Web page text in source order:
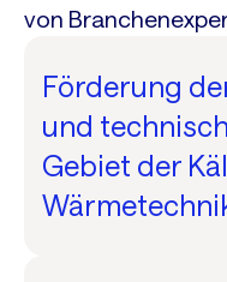
von
Förderung
und
Gebiet der